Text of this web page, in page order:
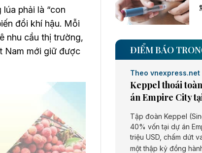
phải là “con
đổi khí hậu. Mỗi
nhu cầu thị trường,
Nam mới giữ được
ĐIỂM BÁO
Theo vnexpress.net
Keppel thoái
án Empire City
Tập đoàn Keppel
40% vốn tại dự án
triệu USD, chấm dứt
một thập kỷ đồng